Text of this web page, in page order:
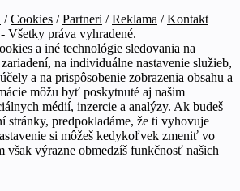
/ Cookies / Partneri / Reklama / Kontakt
- Všetky práva vyhradené.
a iné technológie sledovania na
na individuálne nastavenie služieb,
a na prispôsobenie zobrazenia obsahu a
môžu byť poskytnuté aj našim
médií, inzercie a analýzy. Ak budeš
stránky, predpokladáme, že ti vyhovuje
si môžeš kedykoľvek zmeniť vo
však výrazne obmedzíš funkčnosť našich